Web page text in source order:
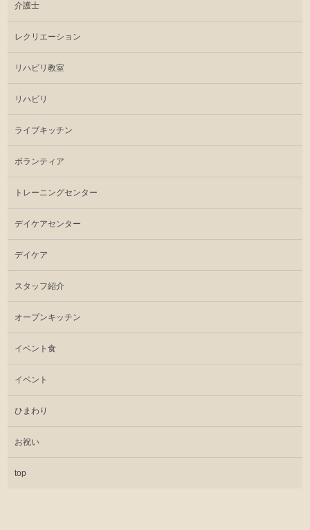
介護士
レクリエーション
リハビリ教室
リハビリ
ライブキッチン
ボランティア
トレーニングセンター
デイケアセンター
デイケア
スタッフ紹介
オープンキッチン
イベント食
イベント
ひまわり
お祝い
top